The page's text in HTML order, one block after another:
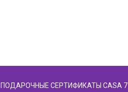
ПОДАРОЧНЫЕ СЕРТИФИКАТЫ CASA 7